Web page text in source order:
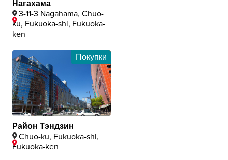
Нагахама
3-11-3 Nagahama, Chuo-
ku, Fukuoka-shi, Fukuoka-
ken
Покупки
Район Тэндзин
Chuo-ku, Fukuoka-shi,
Fukuoka-ken